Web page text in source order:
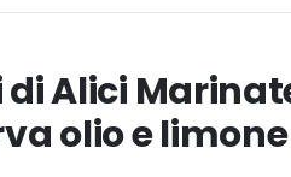
di Alici
olio e